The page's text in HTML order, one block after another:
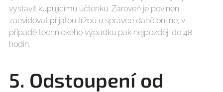
vystavit kupujícímu účtenku. Zároveň je povinen
zaevidovat přijatou tržbu u správce daně online; v
případě technického výpadku pak nejpozději do 48
hodin.
5. Odstoupení od